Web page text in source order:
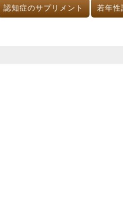
認知症のサプリメント 若年性